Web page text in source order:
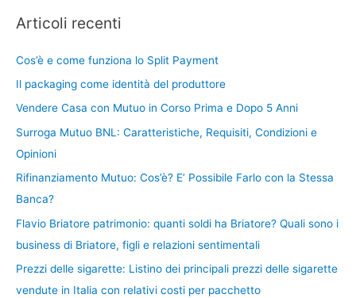
Articoli recenti
Cos’è e come funziona lo Split Payment
Il packaging come identità del produttore
Vendere Casa con Mutuo in Corso Prima e Dopo 5 Anni
Surroga Mutuo BNL: Caratteristiche, Requisiti, Condizioni e
Opinioni
Rifinanziamento Mutuo: Cos’è? E’ Possibile Farlo con la Stessa
Banca?
Flavio Briatore patrimonio: quanti soldi ha Briatore? Quali sono i
business di Briatore, figli e relazioni sentimentali
Prezzi delle sigarette: Listino dei principali prezzi delle sigarette
vendute in Italia con relativi costi per pacchetto